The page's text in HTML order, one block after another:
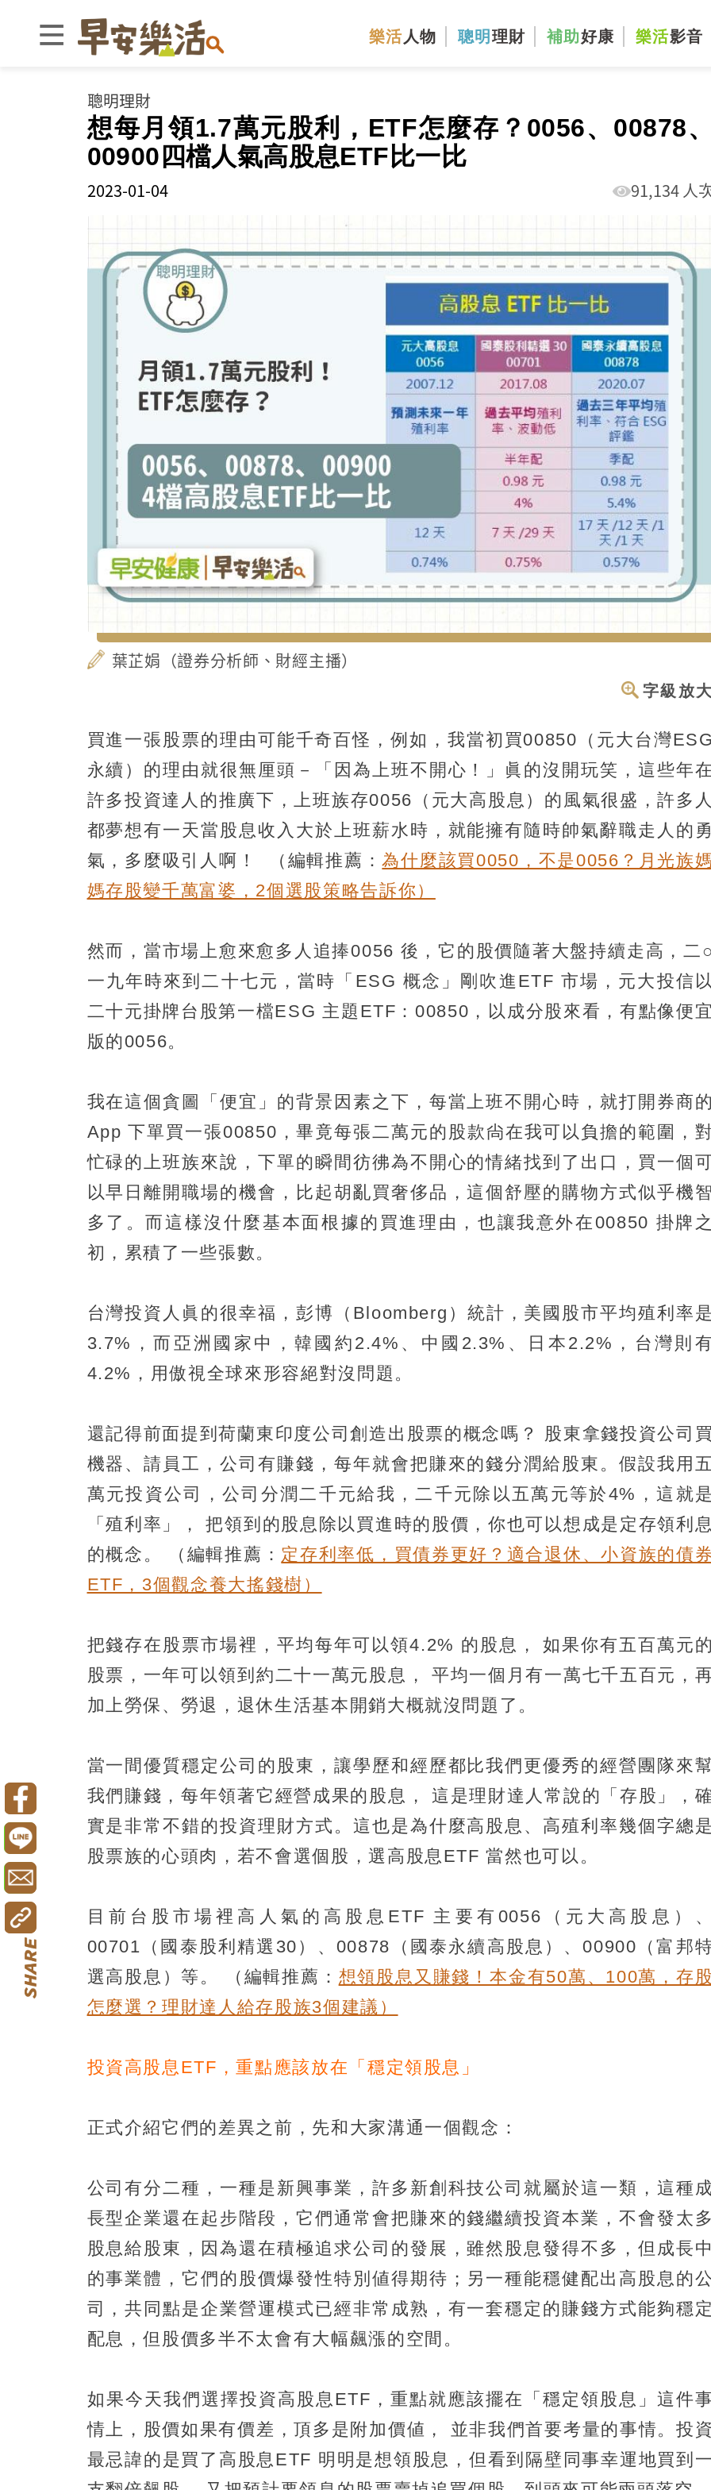
樂活 人物 聰明 理財 補助好康 樂活影音
聰明理財
想每月領1.7萬元股利，ETF怎麼存？0056、00878、
00900四檔人氣高股息ETF比一比
2023-01-04 91,134 人
葉芷娟（證券分析師、財經主播）
字級放大
買進一張股票的理由可能千奇百怪，例如，我當初買00850（元大台灣ESG
永續）的理由就很無厘頭－「因為上班不開心！」眞的沒開玩笑，這些年在
許多投資達人的推廣下，上班族存0056（元大高股息）的風氣很盛，許多人
都夢想有一天當股息收入大於上班薪水時，就能擁有隨時帥氣辭職走人的勇
氣，多麼吸引人啊！
（編輯推薦：為什麼該買0050，不是0056？月光族媽
媽存股變千萬富婆，2個選股策略告訴你）
然而，當市場上愈來愈多人追捧0056 後，它的股價隨著大盤持續走高，二○
一九年時來到二十七元，當時「ESG 概念」剛吹進ETF 市場，元大投信以
二十元掛牌台股第一檔ESG 主題ETF：00850，以成分股來看，有點像便宜
版的0056。
我在這個貪圖「便宜」的背景因素之下，每當上班不開心時，就打開券商的
App 下單買一張00850，畢竟每張二萬元的股款尙在我可以負擔的範圍，對
忙碌的上班族來說，下單的瞬間彷彿為不開心的情緒找到了出口，買一個可
以早日離開職場的機會，比起胡亂買奢侈品，這個舒壓的購物方式似乎機智
多了。而這樣沒什麼基本面根據的買進理由，也讓我意外在00850 掛牌之
初，累積了一些張數。
台灣投資人眞的很幸福，彭博（Bloomberg）統計，美國股市平均殖利率是
3.7%，而亞洲國家中，韓國約2.4%、中國2.3%、日本2.2%，台灣則有
4.2%，用傲視全球來形容絕對沒問題。
還記得前面提到荷蘭東印度公司創造出股票的概念嗎？ 股東拿錢投資公司買
機器、請員工，公司有賺錢，每年就會把賺來的錢分潤給股東。假設我用五
萬元投資公司，公司分潤二千元給我，二千元除以五萬元等於4%，這就是
「殖利率」， 把領到的股息除以買進時的股價，你也可以想成是定存領利息
的概念。
（編輯推薦： 定存利率低，買債券更好？適合退休、小資族的債券
ETF，3個觀念養大搖錢樹）
把錢存在股票市場裡，平均每年可以領4.2% 的股息， 如果你有五百萬元的
股票，一年可以領到約二十一萬元股息， 平均一個月有一萬七千五百元，再
加上勞保、勞退，退休生活基本開銷大概就沒問題了。
當一間優質穩定公司的股東，讓學歷和經歷都比我們更優秀的經營團隊來幫
我們賺錢，每年領著它經營成果的股息， 這是理財達人常說的「存股」，確
實是非常不錯的投資理財方式。這也是為什麼高股息、高殖利率幾個字總是
股票族的心頭肉，若不會選個股，選高股息ETF 當然也可以。
目前台股市場裡高人氣的高股息ETF 主要有0056（元大高股息）、
00701（國泰股利精選30）、00878（國泰永續高股息）、00900（富邦
選高股息）等。
（編輯推薦： 想領股息又賺錢！本金有50萬、100萬，存股
怎麼選？理財達人給存股族3個建議）
投資高股息ETF，重點應該放在「穩定領股息」
正式介紹它們的差異之前，先和大家溝通一個觀念：
公司有分二種，一種是新興事業，許多新創科技公司就屬於這一類，這種成
長型企業還在起步階段，它們通常會把賺來的錢繼續投資本業，不會發太多
股息給股東，因為還在積極追求公司的發展，雖然股息發得不多，但成長中
的事業體，它們的股價爆發性特別値得期待；另一種能穩健配出高股息的公
司，共同點是企業營運模式已經非常成熟，有一套穩定的賺錢方式能夠穩定
配息，但股價多半不太會有大幅飆漲的空間。
如果今天我們選擇投資高股息ETF，重點就應該擺在「穩定領股息」這件事
情上，股價如果有價差，頂多是附加價値， 並非我們首要考量的事情。投資
最忌諱的是買了高股息ETF 明明是想領股息，但看到隔壁同事幸運地買到一